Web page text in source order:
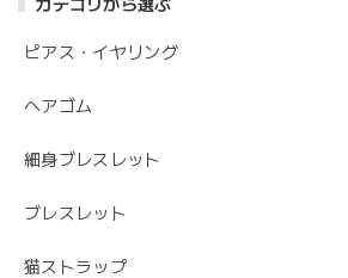
カテゴリから選ぶ
ピアス・イヤリング
ヘアゴム
細身ブレスレット
ブレスレット
猫ストラップ